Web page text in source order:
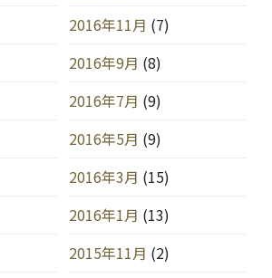
2016年11月 (7)
2016年9月 (8)
2016年7月 (9)
2016年5月 (9)
2016年3月 (15)
2016年1月 (13)
2015年11月 (2)